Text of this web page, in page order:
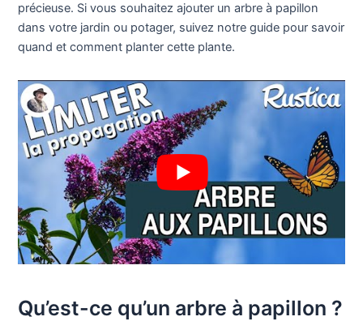
précieuse. Si vous souhaitez ajouter un arbre à papillon
dans votre jardin ou potager, suivez notre guide pour savoir
quand et comment planter cette plante.
Qu’est-ce qu’un arbre à papillon ?